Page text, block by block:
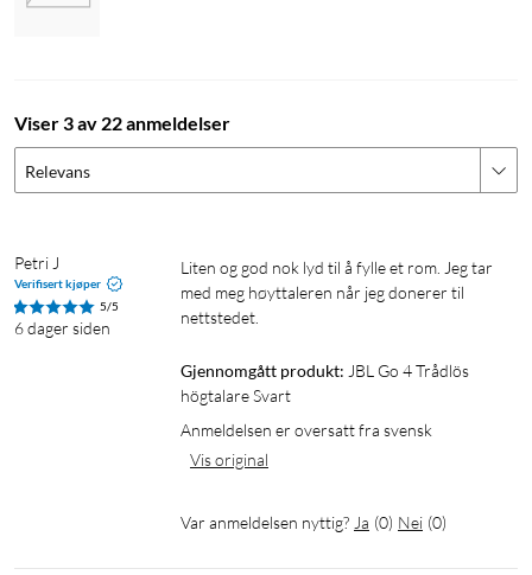
timer. Den justerer og optimerer ytelsen for å gi høyere og
renere lyd.
Vann- og støvbestandig
Den vann- og støvtette (IP67) JBL Go 4 kan brukes i praktisk
Uteffekt: 4,2 W (RMS)
Mål: 94x76x42 mm
Viser 3 av 22 anmeldelser
Relevans
Petri J
Verifisert kjøper
5/5
6 dager siden
Liten og god nok lyd til å fylle et rom. Jeg tar
med meg høyttaleren når jeg donerer til
nettstedet.
Gjennomgått produkt: JBL Go 4 Trådlös
högtalare Svart
Anmeldelsen er oversatt fra svensk
Vis original
Var anmeldelsen nyttig? Ja (0) Nei (0)